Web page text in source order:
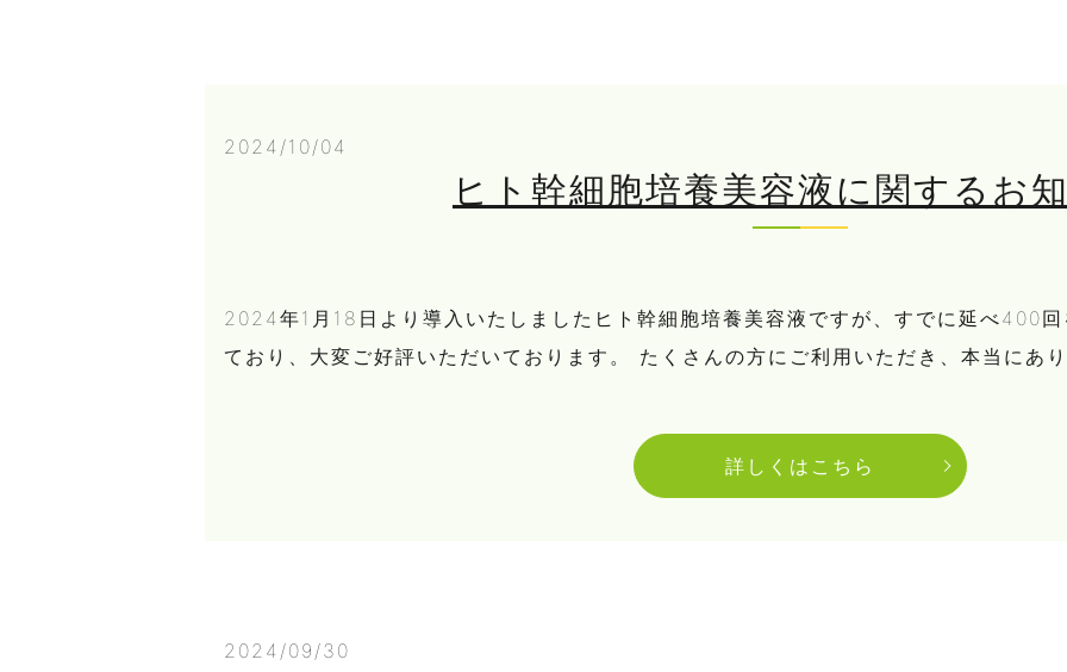
2024/10/04
ヒト幹細胞培養美容液に関するお
2024年1月18日より導入いたしましたヒト幹細胞培養美容液ですが、すでに延べ400
ており、大変ご好評いただいております。 たくさんの方にご利用いただき、本当にあ
詳しくはこちら
2024/09/30